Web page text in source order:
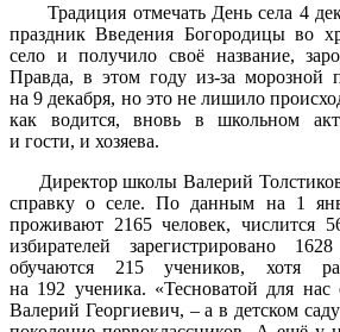
Традиция отмечать День села 4
праздник Введения Богородицы во
село и получило своё название,
Правда, в этом году из-за морозной
на 9 декабря, но это не лишило
как водится, вновь в школьном
и гости, и хозяева.
Директор школы Валерий
справку о селе. По данным на 1
проживают 2165 человек, числится
избирателей зарегистрировано
обучаются 215 учеников, хотя
на 192 ученика. «Тесноватой для нас
Валерий Георгиевич, – а в детском